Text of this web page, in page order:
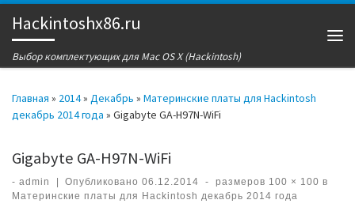
Перейти к содержимому
Hackintoshx86.ru
Выбор комплектующих для Mac OS X (Hackintosh)
Главная » 2014» Декабрь » Материнские платы для Hackintosh
декабрь 2014 года » Gigabyte GA-H97N-WiFi
Gigabyte GA-H97N-WiFi
- admin Опубликовано06.12.2014 - размеров 100 × 100 в
Материнские платы для Hackintosh декабрь 2014 года